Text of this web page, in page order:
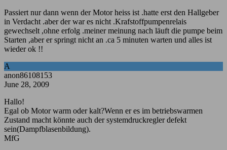
Passiert nur dann wenn der Motor heiss ist .hatte erst den Hallgeber
in Verdacht .aber der war es nicht .Krafstoffpumpenrelais
gewechselt ,ohne erfolg .meiner meinung nach läuft die pumpe beim
Starten ,aber er springt nicht an .ca 5 minuten warten und alles ist
wieder ok !!
A
anon86108153
June 28, 2009
Hallo!
Egal ob Motor warm oder kalt?Wenn er es im betriebswarmen
Zustand macht könnte auch der systemdruckregler defekt
sein(Dampfblasenbildung).
MfG